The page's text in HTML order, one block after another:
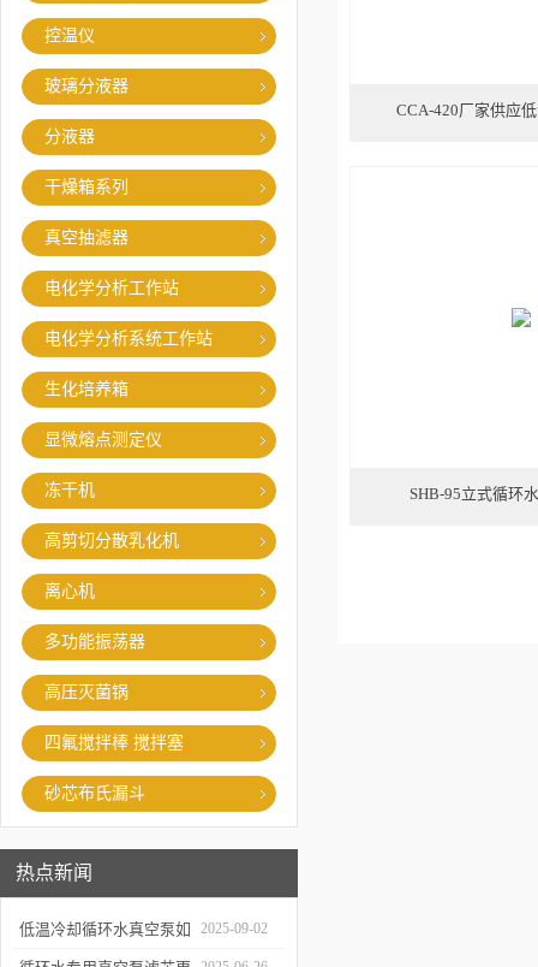
控温仪
玻璃分液器
分液器
干燥箱系列
真空抽滤器
电化学分析工作站
电化学分析系统工作站
生化培养箱
显微熔点测定仪
冻干机
高剪切分散乳化机
离心机
多功能振荡器
高压灭菌锅
四氟搅拌棒 搅拌塞
砂芯布氏漏斗
热点新闻
低温冷却循环水真空泵如 2025-09-02
CCA-420厂家供应
SHB-95立式循环